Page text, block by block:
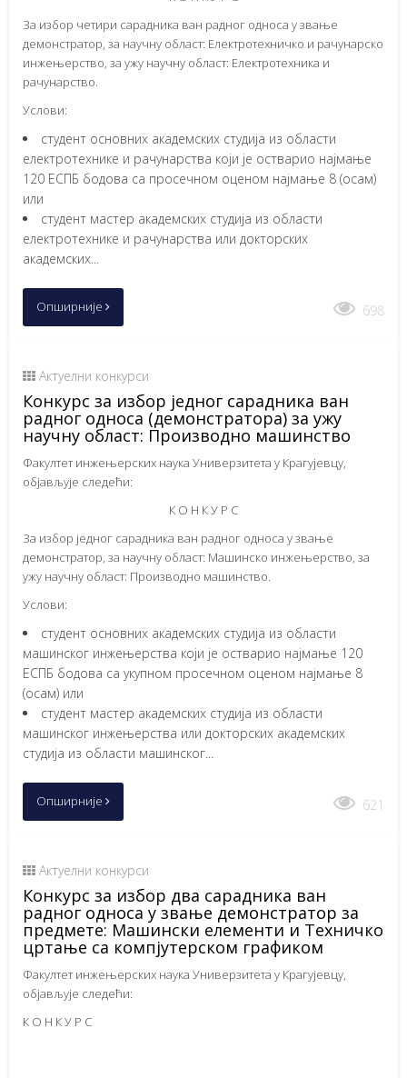
За избор четири сарадника ван радног односа у звање
демонстратор, за научну област: Електротехничко и рачунарско
инжењерство, за ужу научну област: Електротехника и
рачунарство.
Услови:
студент основних академских студија из области
електротехнике и рачунарства који је остварио најмање
120 ЕСПБ бодова са просечном оценом најмање 8 (осам)
или
студент мастер академских студија из области
електротехнике и рачунарства или докторских
академских...
Опширније 698
Актуелни конкурси
Конкурс за избор једног сарадника ван
радног односа (демонстратора) за ужу
научну област: Производно машинство
Факултет инжењерских наука Универзитета у Крагујевцу,
објављује следећи:
К О Н К У Р С
За избор једног сарадника ван радног односа у звање
демонстратор, за научну област: Машинско инжењерство, за
ужу научну област: Производно машинство.
Услови:
студент основних академских студија из области
машинског инжењерства који је остварио најмање 120
ЕСПБ бодова са укупном просечном оценом најмање 8
(осам) или
студент мастер академских студија из области
машинског инжењерства или докторских академских
студија из области машинског...
Опширније 621
Актуелни конкурси
Конкурс за избор два сарадника ван
радног односа у звање демонстратор за
предмете: Машински елементи и Техничко
цртање са компјутерском графиком
Факултет инжењерских наука Универзитета у Крагујевцу,
објављује следећи:
К О Н К У Р С